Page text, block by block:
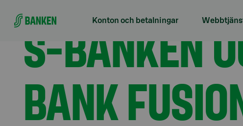
Konton och betalningar
S-Banken och LokalTapiola
S-BANKEN
BANK